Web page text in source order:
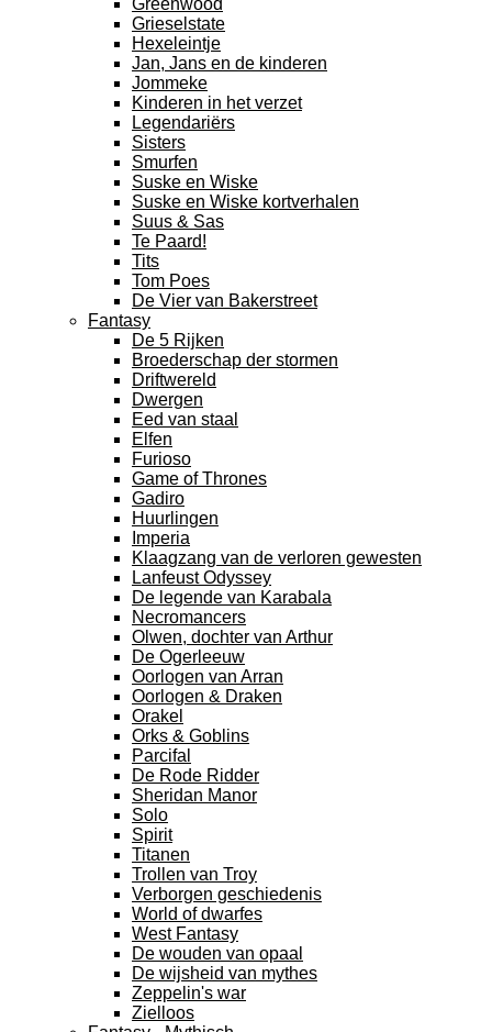
Greenwood
Grieselstate
Hexeleintje
Jan, Jans en de kinderen
Jommeke
Kinderen in het verzet
Legendariërs
Sisters
Smurfen
Suske en Wiske
Suske en Wiske kortverhalen
Suus & Sas
Te Paard!
Tits
Tom Poes
De Vier van Bakerstreet
Fantasy
De 5 Rijken
Broederschap der stormen
Driftwereld
Dwergen
Eed van staal
Elfen
Furioso
Game of Thrones
Gadiro
Huurlingen
Imperia
Klaagzang van de verloren gewesten
Lanfeust Odyssey
De legende van Karabala
Necromancers
Olwen, dochter van Arthur
De Ogerleeuw
Oorlogen van Arran
Oorlogen & Draken
Orakel
Orks & Goblins
Parcifal
De Rode Ridder
Sheridan Manor
Solo
Spirit
Titanen
Trollen van Troy
Verborgen geschiedenis
World of dwarfes
West Fantasy
De wouden van opaal
De wijsheid van mythes
Zeppelin's war
Zielloos